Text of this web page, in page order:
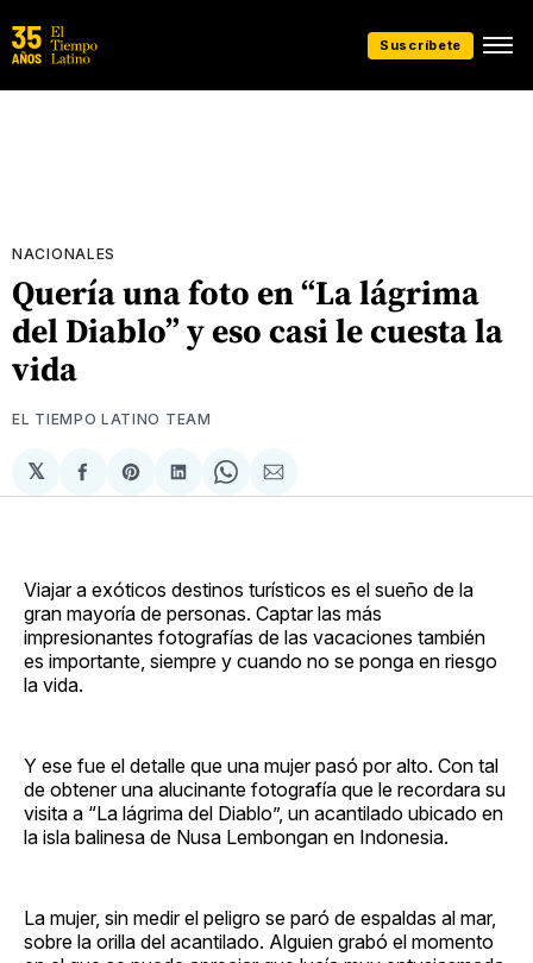
Suscríbete
NACIONALES
Quería una foto en “La lágrima
del Diablo” y eso casi le cuesta la
vida
EL TIEMPO LATINO TEAM
𝕏
Compartir
en
Share
on
Compartir
en
Share
on
Compartir
via
Viajar a exóticos destinos turísticos es el sueño de la
gran mayoría de personas. Captar las más
impresionantes fotografías de las vacaciones también
es importante, siempre y cuando no se ponga en riesgo
la vida.
Y ese fue el detalle que una mujer pasó por alto. Con tal
de obtener una alucinante fotografía que le recordara su
visita a “La lágrima del Diablo”, un acantilado ubicado en
la isla balinesa de Nusa Lembongan en Indonesia.
La mujer, sin medir el peligro se paró de espaldas al mar,
sobre la orilla del acantilado. Alguien grabó el momento